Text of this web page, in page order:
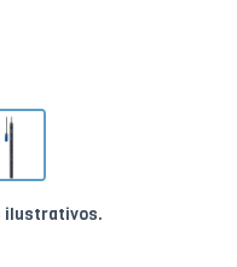
ilustrativos.